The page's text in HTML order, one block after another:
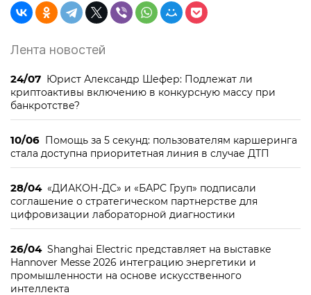
Лента новостей
24/07 Юрист Александр Шефер: Подлежат ли
криптоактивы включению в конкурсную массу при
банкротстве?
10/06 Помощь за 5 секунд: пользователям каршеринга
стала доступна приоритетная линия в случае ДТП
28/04 «ДИАКОН-ДС» и «БАРС Груп» подписали
соглашение о стратегическом партнерстве для
цифровизации лабораторной диагностики
26/04 Shanghai Electric представляет на выставке
Hannover Messe 2026 интеграцию энергетики и
промышленности на основе искусственного
интеллекта